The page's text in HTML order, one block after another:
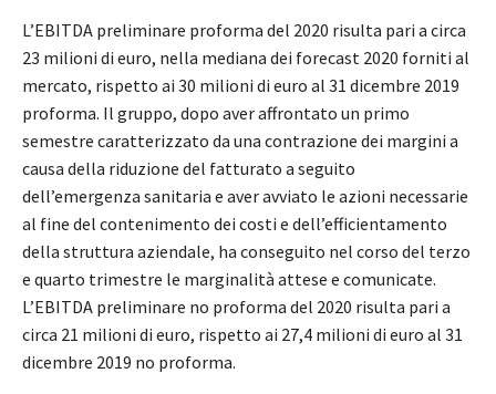
L’EBITDA preliminare proforma del 2020 risulta pari a circa
23 milioni di euro, nella mediana dei forecast 2020 forniti al
mercato, rispetto ai 30 milioni di euro al 31 dicembre 2019
proforma. Il gruppo, dopo aver affrontato un primo
semestre caratterizzato da una contrazione dei margini a
causa della riduzione del fatturato a seguito
dell’emergenza sanitaria e aver avviato le azioni necessarie
al fine del contenimento dei costi e dell’efficientamento
della struttura aziendale, ha conseguito nel corso del terzo
e quarto trimestre le marginalità attese e comunicate.
L’EBITDA preliminare no proforma del 2020 risulta pari a
circa 21 milioni di euro, rispetto ai 27,4 milioni di euro al 31
dicembre 2019 no proforma.